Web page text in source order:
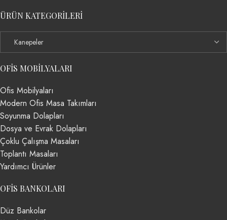
ÜRÜN KATEGORILERI
OFIS MOBILYALARI
Ofis Mobilyaları
Modern Ofis Masa Takımları
Soyunma Dolapları
Dosya ve Evrak Dolapları
Çoklu Çalışma Masaları
Toplantı Masaları
Yardımcı Ürünler
OFIS BANKOLARI
Düz Bankolar